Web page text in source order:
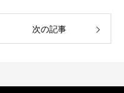
次の記事